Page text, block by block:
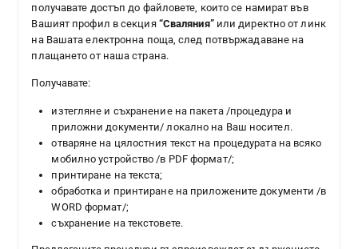
получавате достъп до файловете, които се намират във
Вашият профил в секция “Сваляния” или директно от линк
на Вашата електронна поща, след потвържадаване на
плащането от наша страна.
Получавате:
изтегляне и съхранение на пакета /процедура и
приложни документи/ локално на Ваш носител.
отваряне на цялостния текст на процедурата на всяко
мобилно устройство /в PDF формат/;
принтиране на текста;
обработка и принтиране на приложените документи /в
WORD формат/;
съхранение на текстовете.